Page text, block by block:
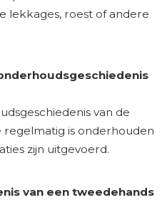
lekkages, roest of andere
van de
is onderhouden
zijn uitgevoerd.
van een tweedehands